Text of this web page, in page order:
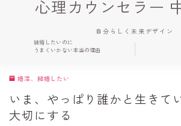
心理カウンセラー
自分らしく未来デザイン
結婚したいのに
うまくいかない本当の理由
婚活、結婚したい
いま、やっぱり誰かと生きて
大切にする